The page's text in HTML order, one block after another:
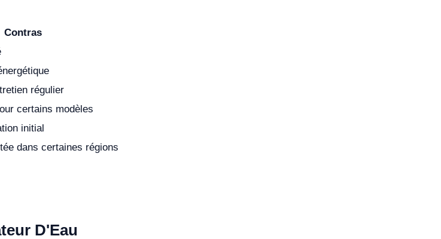
Contras
régulier
certains modèles
initial
dans certaines régions
D'Eau